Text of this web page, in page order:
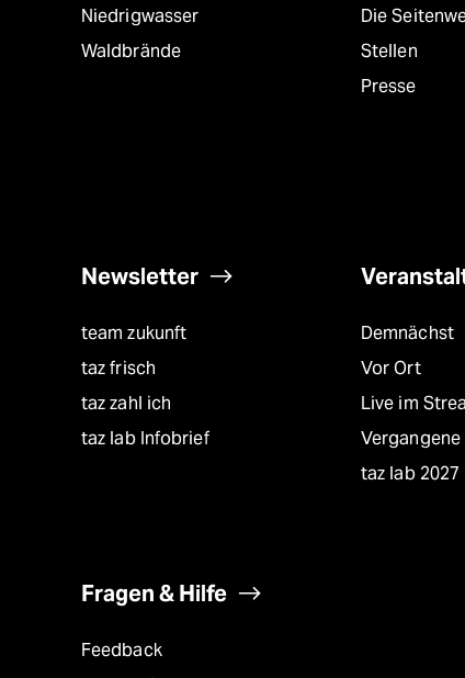
Niedrigwasser
Waldbrände
Die
Stellen
Presse
Newsletter
team zukunft
taz frisch
taz zahl ich
taz lab Infobrief
Demnächst
Vor Ort
Live im
Vergangene
taz lab 2027
Fragen & Hilfe
Feedback